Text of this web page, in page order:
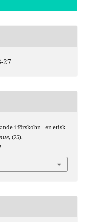
27
i förskolan - en etisk
, (26).